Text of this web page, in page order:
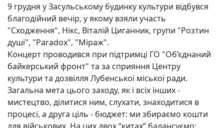
9 грудня у Засульському будинку культури відбувся
благодійний вечір, у якому взяли участь
"Сходження", Нікс, Віталій Циганник, групи "Розтин
душі", "Paradoх", "Міраж".
Концерт проводився при підтримці ГО "Об’єднаний
байкерський фронт" та за сприяння Центру
культури та дозвілля Лубенської міської ради.
Загальна мета цього заходу, як і всіх інших -
мистецтво, ділитися ним, слухати, знаходитися в
процесі, а друга ціль - бюджет: ми збираємо кошти